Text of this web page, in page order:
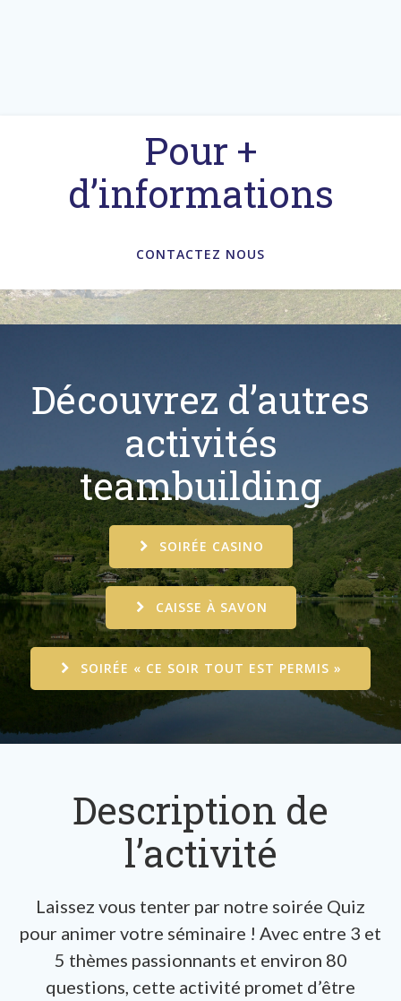
Pour +
d’informations
CONTACTEZ NOUS
Découvrez d’autres
activités
teambuilding
SOIRÉE CASINO
CAISSE À SAVON
SOIRÉE « CE SOIR TOUT EST PERMIS »
Description de
l’activité
Laissez vous tenter par notre soirée Quiz
pour animer votre séminaire ! Avec entre 3 et
5 thèmes passionnants et environ 80
questions, cette activité promet d’être